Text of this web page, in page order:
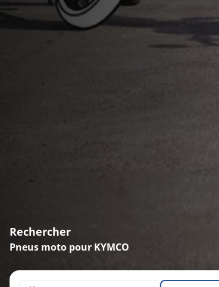
Rechercher
Pneus moto pour KYMCO